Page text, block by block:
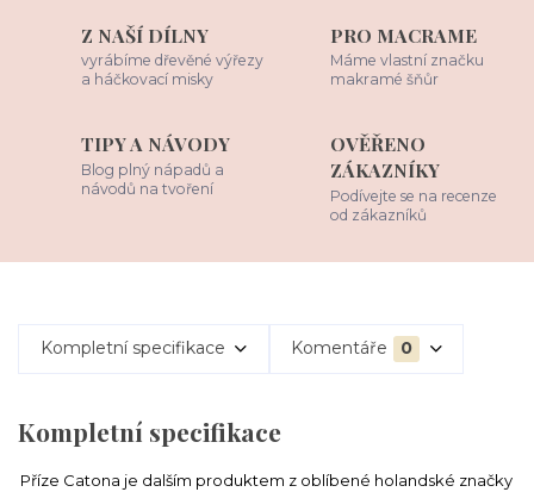
Z NAŠÍ DÍLNY
vyrábíme dřevěné výřezy
a háčkovací misky
PRO MACRAME
Máme vlastní značku
makramé šňůr
TIPY A NÁVODY
Blog plný nápadů a
návodů na tvoření
OVĚŘENO
ZÁKAZNÍKY
Podívejte se na recenze
od zákazníků
Kompletní specifikace Komentáře 0
Kompletní specifikace
Příze Catona je dalším produktem z oblíbené holandské značky